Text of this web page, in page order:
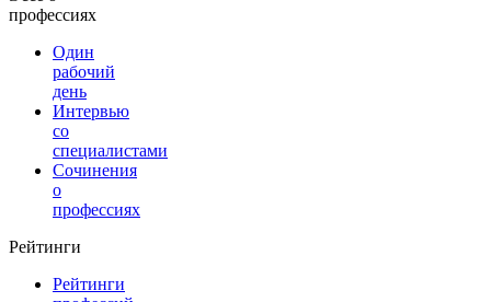
профессиях
Один
рабочий
день
Интервью
со
специалистами
Сочинения
о
профессиях
Рейтинги
Рейтинги